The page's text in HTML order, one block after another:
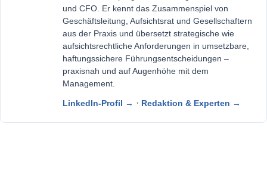
und CFO. Er kennt das Zusammenspiel von
Geschäftsleitung, Aufsichtsrat und Gesellschaftern
aus der Praxis und übersetzt strategische wie
aufsichtsrechtliche Anforderungen in umsetzbare,
haftungssichere Führungsentscheidungen –
praxisnah und auf Augenhöhe mit dem
Management.
LinkedIn-Profil → · Redaktion & Experten →